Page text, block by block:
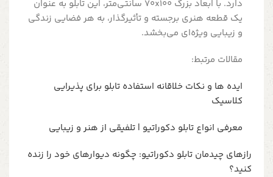
دارد. با ابعاد بزرگ 70x100 سانتی‌متر، این تابلو به عنوان
یک قطعه هنری برجسته و تأثیرگذار، به هر فضایی زندگی
و زیبایی ویژه‌ای می‌بخشد.
مقالات مرتبط:
ایده ها و نکات خلاقانه استفاده تابلو برای پذیرایی
کلاسیک
معرفی انواع تابلو دکوراتیو | تلفیقی از هنر و زیبایی
رازهای چیدمان تابلو دکوراتیو: چگونه دیوارهای خود را زنده
کنید؟